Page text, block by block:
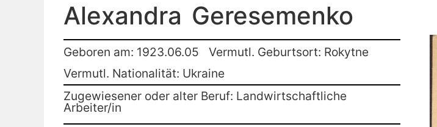
Alexandra Geresemenko
Geboren am: 1923.06.05
Vermutl. Geburtsort: Rokytne
Vermutl. Nationalität: Ukraine
Zugewiesener oder alter Beruf: Landwirtschaftliche
Arbeiter/in